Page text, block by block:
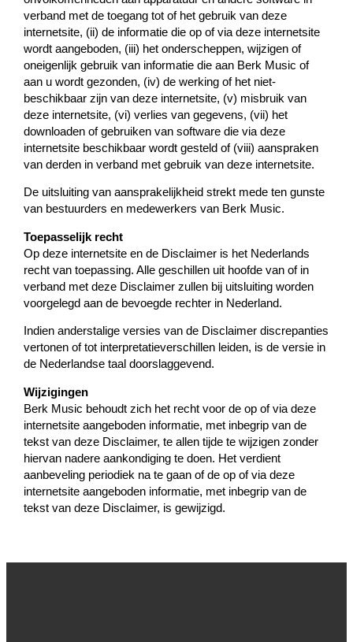
verband met de toegang tot of het gebruik van deze
internetsite, (ii) de informatie die op of via deze internetsite
wordt aangeboden, (iii) het onderscheppen, wijzigen of
oneigenlijk gebruik van informatie die aan Berk Music of
aan u wordt gezonden, (iv) de werking of het niet-
beschikbaar zijn van deze internetsite, (v) misbruik van
deze internetsite, (vi) verlies van gegevens, (vii) het
downloaden of gebruiken van software die via deze
internetsite beschikbaar wordt gesteld of (viii) aanspraken
van derden in verband met gebruik van deze internetsite.
De uitsluiting van aansprakelijkheid strekt mede ten gunste
van bestuurders en medewerkers van Berk Music.
Toepasselijk recht
Op deze internetsite en de Disclaimer is het Nederlands
recht van toepassing. Alle geschillen uit hoofde van of in
verband met deze Disclaimer zullen bij uitsluiting worden
voorgelegd aan de bevoegde rechter in Nederland.
Indien anderstalige versies van de Disclaimer discrepanties
vertonen of tot interpretatieverschillen leiden, is de versie in
de Nederlandse taal doorslaggevend.
Wijzigingen
Berk Music behoudt zich het recht voor de op of via deze
internetsite aangeboden informatie, met inbegrip van de
tekst van deze Disclaimer, te allen tijde te wijzigen zonder
hiervan nadere aankondiging te doen. Het verdient
aanbeveling periodiek na te gaan of de op of via deze
internetsite aangeboden informatie, met inbegrip van de
tekst van deze Disclaimer, is gewijzigd.